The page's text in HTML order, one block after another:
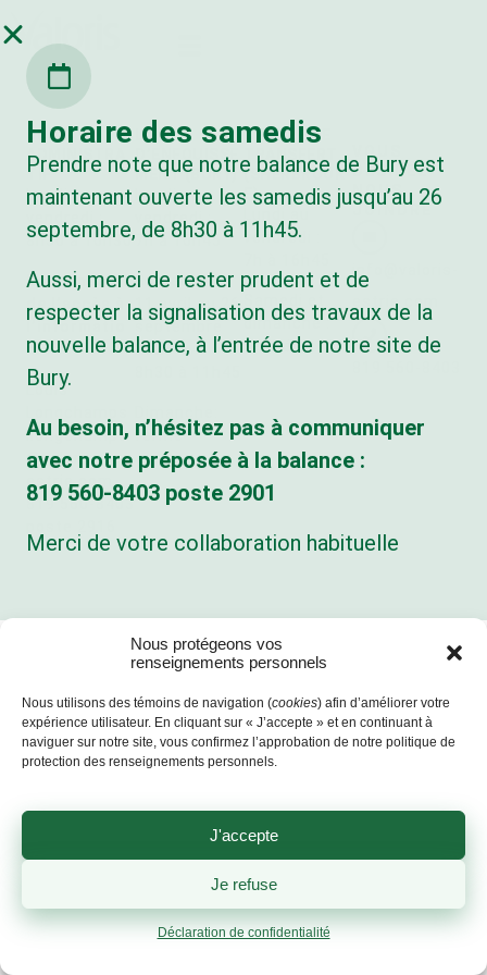
Nous protégeons vos
renseignements personnels
Nous utilisons des témoins de navigation (cookies) afin d’améliorer votre
expérience utilisateur. En cliquant sur « J’accepte » et en continuant à
naviguer sur notre site, vous confirmez l’approbation de notre politique de
protection des renseignements personnels.
J'accepte
Je refuse
Déclaration de confidentialité
BUREAU
ADMINISTRA
TIF
Lundi au
vendredi :
8h30 à 16h30
Responsable
de l’accès à
l’informatio
n:
Louis
llongchamps
@valoris-
estrie.com
819 560-8403
LIEU
D’ENFOUISSE
MENT (BURY)
Lundi au
vendredi :
7h à 16h45
Samedi : du
11 avril au 26
septembre
2026
fermé
CENTRE DE
TRANSFERT
(SHERBROOK
E)
vendredi :
Samedi et
dimanche :
fermé
DÉSIREZ
NOUS
JOINDRE
info@valoris-
estrie.com
Horaire des samedis
Prendre note que notre balance de Bury est
maintenant ouverte les samedis jusqu’au 26
septembre, de 8h30 à 11h45.
Aussi, merci de rester prudent et de
respecter la signalisation des travaux de la
nouvelle balance, à l’entrée de notre site de
Bury.
Au besoin, n’hésitez pas à communiquer
avec notre préposée à la balance :
819 560‑8403 poste 2901
Merci de votre collaboration habituelle
BUREAU
ADMINISTRATIF
Lundi au vendredi
:
Louis
LIEU
D’ENFOUISSEMENT
(BURY)
Lundi au vendredi
Samedi : du 11
septembre 2026
8h30 à 11h45
CENTRE DE
TRANSFERT
(SHERBROOKE)